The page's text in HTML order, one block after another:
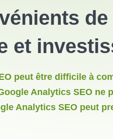
de
et
peut être difficile à
Analytics SEO
Analytics SEO peut